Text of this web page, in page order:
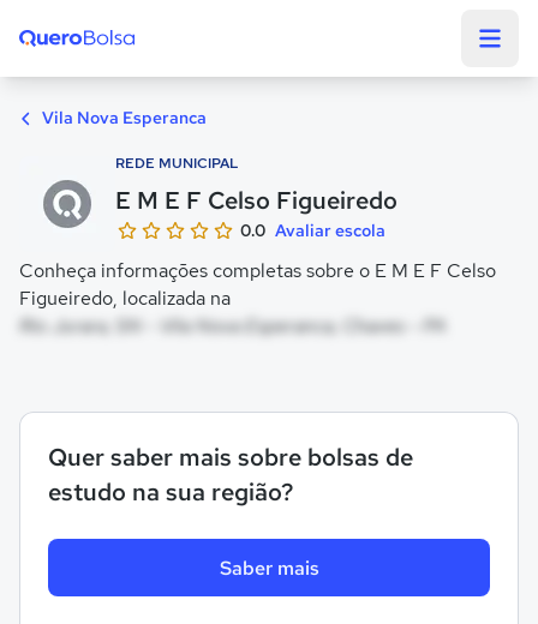
Vila Nova Esperanca
REDE MUNICIPAL
E M E F Celso Figueiredo
0.0 Avaliar escola
Conheça informações completas sobre o E M E F Celso
Figueiredo, localizada na
Rio Jurara, SN - Vila Nova Esperanca, Chaves - PA
Quer saber mais sobre bolsas de
estudo na sua região?
Saber mais